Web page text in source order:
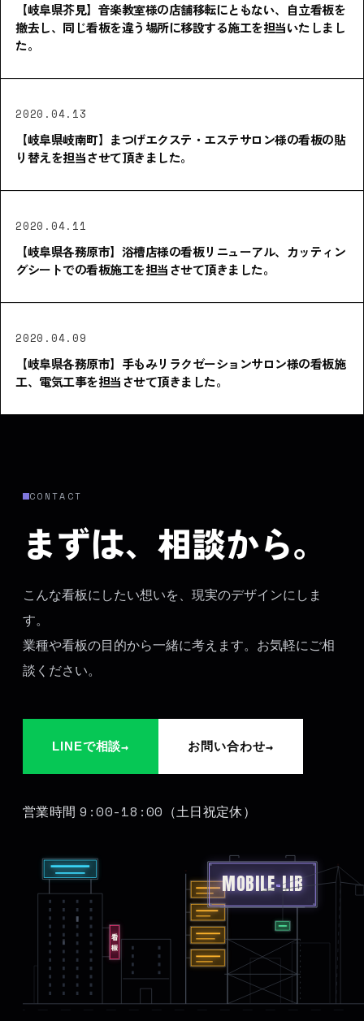
【岐阜県芥見】音楽教室様の店舗移転にともない、自立看板を
撤去し、同じ看板を違う場所に移設する施工を担当いたしまし
た。
2020.04.13
【岐阜県岐南町】まつげエクステ・エステサロン様の看板の貼
り替えを担当させて頂きました。
2020.04.11
【岐阜県各務原市】浴槽店様の看板リニューアル、カッティン
グシートでの看板施工を担当させて頂きました。
2020.04.09
【岐阜県各務原市】手もみリラクゼーションサロン様の看板施
工、電気工事を担当させて頂きました。
CONTACT
まずは、相談から。
こんな看板にしたい想いを、現実のデザインにしま
す。
業種や看板の目的から一緒に考えます。お気軽にご相
談ください。
LINEで相談→ お問い合わせ→
営業時間 9:00-18:00 （土日祝定休）
看板
MOBILE-LIB